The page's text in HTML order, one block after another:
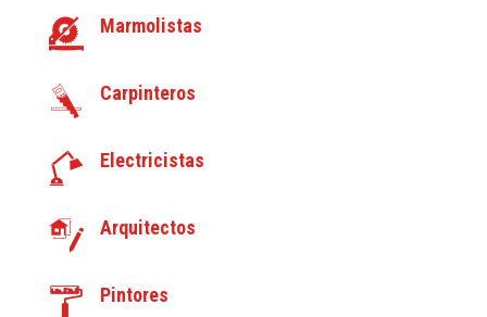
Marmolistas
Carpinteros
Electricistas
Arquitectos
Pintores